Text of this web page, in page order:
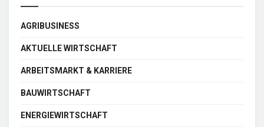
AGRIBUSINESS
AKTUELLE WIRTSCHAFT
ARBEITSMARKT & KARRIERE
BAUWIRTSCHAFT
ENERGIEWIRTSCHAFT